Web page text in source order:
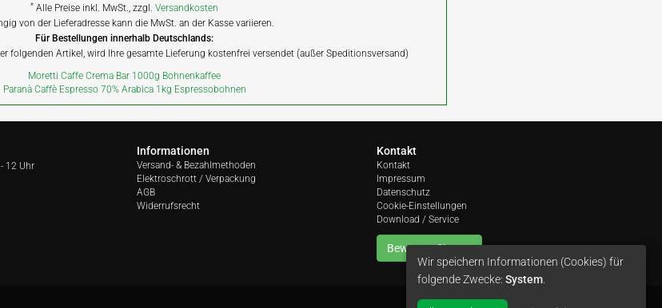
* Alle Preise inkl. MwSt., zzgl.Versandkosten
von der Lieferadresse kann die MwSt. an der Kasse variieren.
Für Bestellungen innerhalb Deutschlands:
folgenden Artikel, wird Ihre gesamte Lieferung kostenfrei versendet (außer Speditionsversand)
Moretti Caffe Crema Bar 1000g Bohnenkaffee
Paranà Caffè Espresso 70% Arabica 1kg Espressobohnen
12 Uhr
Informationen
Versand- & Bezahlmethoden
Elektroschrott / Verpackung
AGB
Widerrufsrecht
Kontakt
Kontakt
Impressum
Datenschutz
Cookie-Einstellungen
Download / Service
Bewerten Sie uns
Wir speichern Informationen (Cookies) für
folgende Zwecke: System